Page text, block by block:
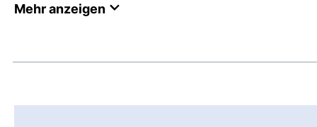
Mehr anzeigen